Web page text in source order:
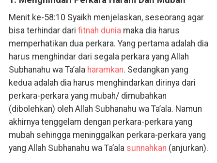
Menit ke-58:10 Syaikh menjelaskan, seseorang agar
bisa terhindar dari fitnah duniamaka dia harus
memperhatikan dua perkara. Yang pertama adalah dia
harus menghindar dari segala perkara yang Allah
Subhanahu wa Ta’ala haramkan. Sedangkan yang
kedua adalah dia harus menghindarkan dirinya dari
perkara-perkara yang mubah/ dimubahkan
(dibolehkan) oleh Allah Subhanahu wa Ta’ala. Namun
akhirnya tenggelam dengan perkara-perkara yang
mubah sehingga meninggalkan perkara-perkara yang
yang Allah Subhanahu wa Ta’ala sunnahkan (anjurkan).